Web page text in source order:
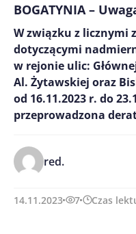
BOGATYNIA –
W związku z licznymi
dotyczącymi
w rejonie ulic:
Al. Żytawskiej oraz
od 16.11.2023 r. do
przeprowadzona
red.
14.11.2023 7 Czas